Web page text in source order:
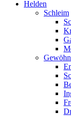
Helden
Schleim